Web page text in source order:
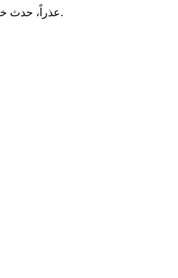
عذراً، حدث خطأ فني. يرجى المحاولة لاحقاً.